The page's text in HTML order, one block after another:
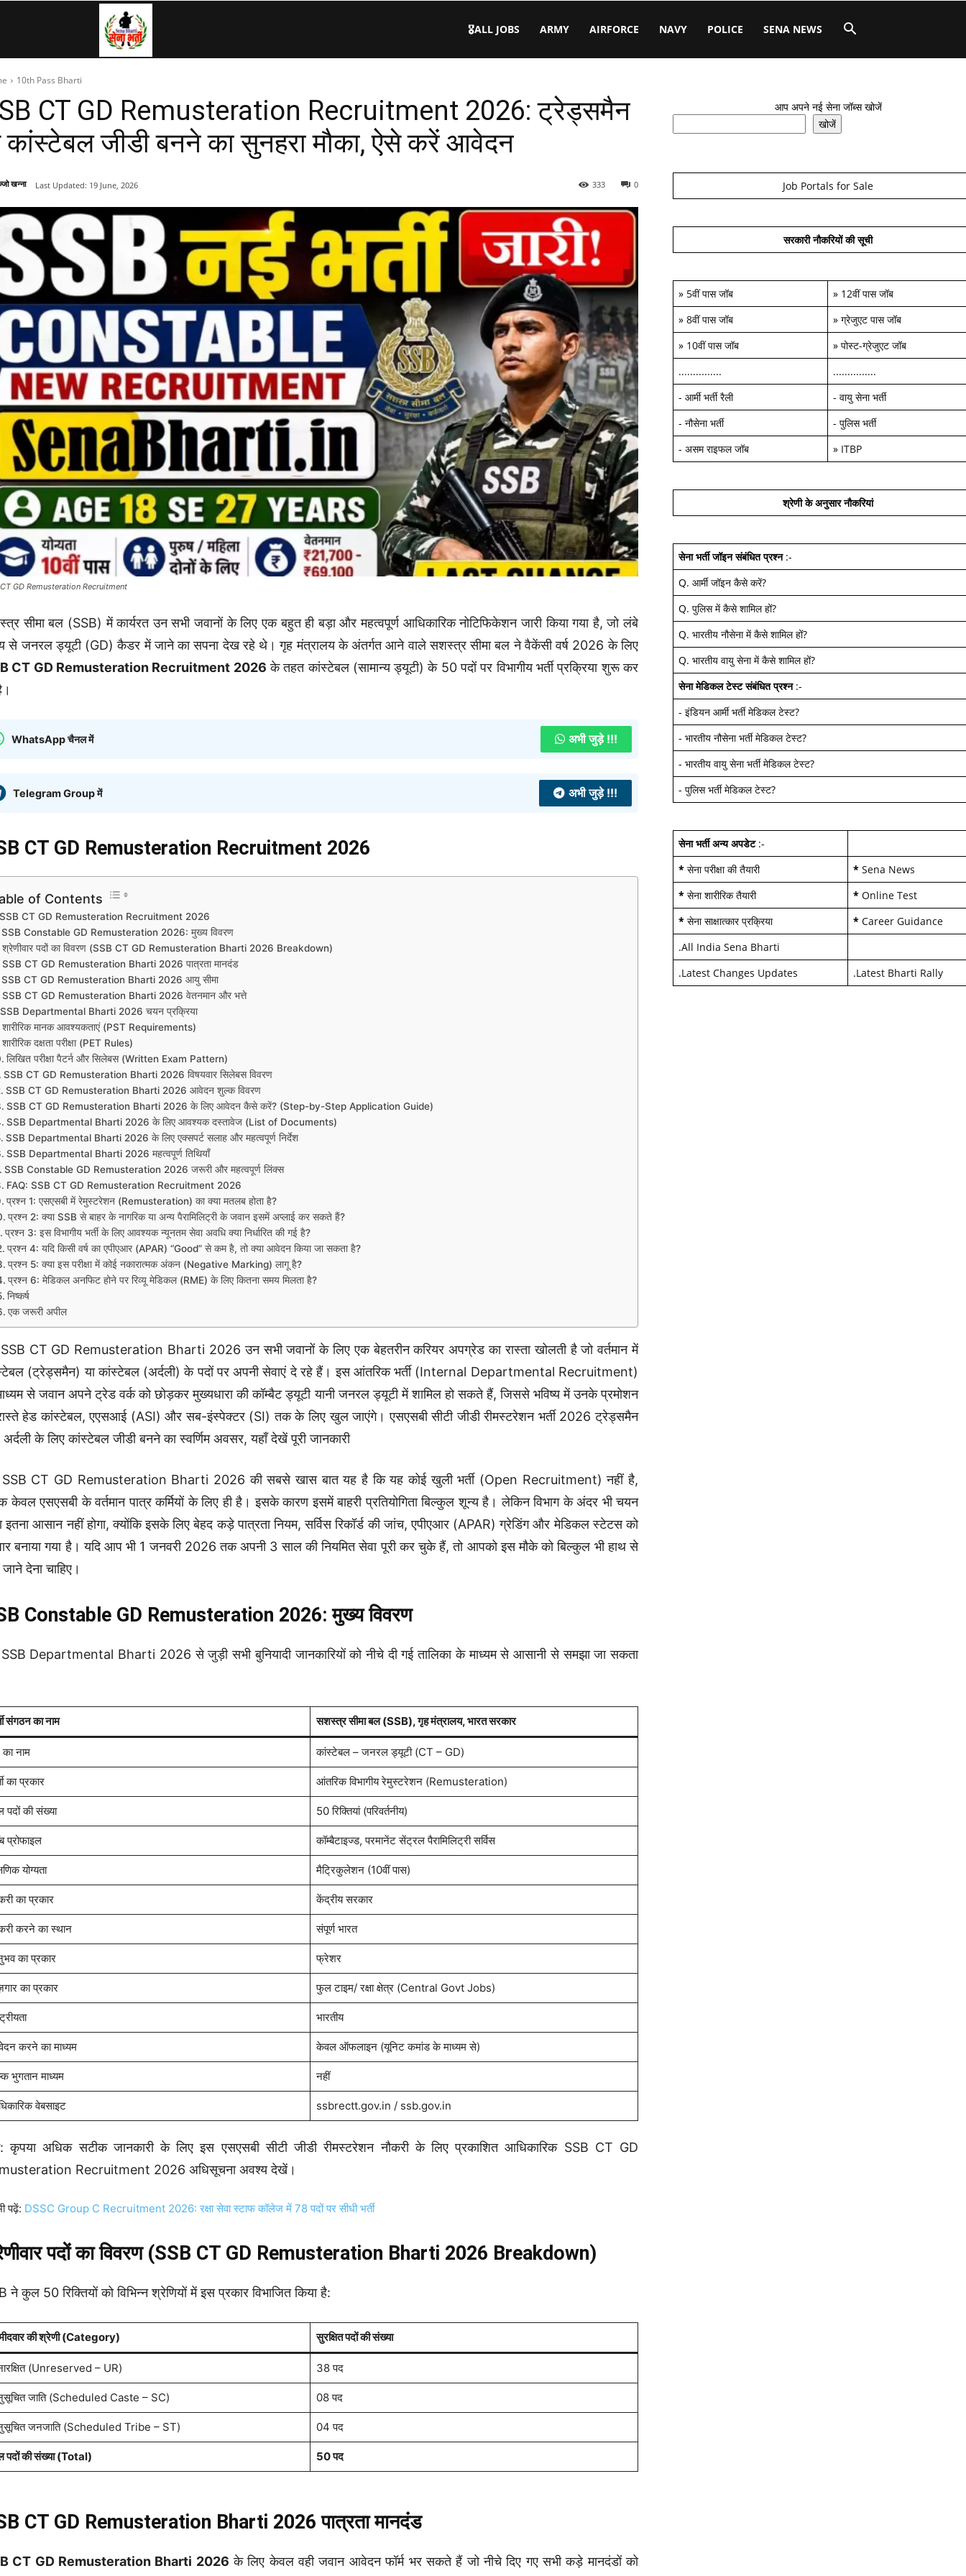
Army,
Airforce,
Police….
🎖️ALL JOBS ARMY AIRFORCE NAVY POLICE SENA NEWS
10th Pass Bharti
CT GD Remusteration Recruitment 2026: ट्रेड्समैन
जीडी बनने का सुनहरा मौका, ऐसे करें आवेदन
खन्ना 0
333
Last Updated: 19 June, 2026
GD Remusteration Recruitment
सीमा बल (SSB) में कार्यरत उन सभी जवानों के लिए एक बहुत ही बड़ा और महत्वपूर्ण आधिकारिक नोटिफिकेशन जारी किया गया है, जो लंबे
से जनरल ड्यूटी (GD) कैडर में जाने का सपना देख रहे थे। गृह मंत्रालय के अंतर्गत आने वाले सशस्त्र सीमा बल ने वैकेंसी वर्ष 2026 के लिए
CT GD Remusteration Recruitment 2026 के तहत कांस्टेबल (सामान्य ड्यूटी) के 50 पदों पर विभागीय भर्ती प्रक्रिया शुरू कर
WhatsApp चैनल में अभी जुड़े !!!
Telegram Group में अभी जुड़े !!!
CT GD Remusteration Recruitment 2026
of Contents
CT GD Remusteration Recruitment 2026
SSB Constable GD Remusteration 2026: मुख्य विवरण
श्रेणीवार पदों का विवरण (SSB CT GD Remusteration Bharti 2026 Breakdown)
SSB CT GD Remusteration Bharti 2026 पात्रता मानदंड
SSB CT GD Remusteration Bharti 2026 आयु सीमा
SSB CT GD Remusteration Bharti 2026 वेतनमान और भत्ते
SSB Departmental Bharti 2026 चयन प्रक्रिया
शारीरिक मानक आवश्यकताएं (PST Requirements)
शारीरिक दक्षता परीक्षा (PET Rules)
लिखित परीक्षा पैटर्न और सिलेबस (Written Exam Pattern)
SSB CT GD Remusteration Bharti 2026 विषयवार सिलेबस विवरण
SSB CT GD Remusteration Bharti 2026 आवेदन शुल्क विवरण
SSB CT GD Remusteration Bharti 2026 के लिए आवेदन कैसे करें? (Step-by-Step Application Guide)
SSB Departmental Bharti 2026 के लिए आवश्यक दस्तावेज (List of Documents)
SSB Departmental Bharti 2026 के लिए एक्सपर्ट सलाह और महत्वपूर्ण निर्देश
SSB Departmental Bharti 2026 महत्वपूर्ण तिथियाँ
SSB Constable GD Remusteration 2026 जरूरी और महत्वपूर्ण लिंक्स
FAQ: SSB CT GD Remusteration Recruitment 2026
प्रश्न 1: एसएसबी में रेमुस्टरेशन (Remusteration) का क्या मतलब होता है?
प्रश्न 2: क्या SSB से बाहर के नागरिक या अन्य पैरामिलिट्री के जवान इसमें अप्लाई कर सकते हैं?
प्रश्न 3: इस विभागीय भर्ती के लिए आवश्यक न्यूनतम सेवा अवधि क्या निर्धारित की गई है?
प्रश्न 4: यदि किसी वर्ष का एपीएआर (APAR) “Good” से कम है, तो क्या आवेदन किया जा सकता है?
प्रश्न 5: क्या इस परीक्षा में कोई नकारात्मक अंकन (Negative Marking) लागू है?
प्रश्न 6: मेडिकल अनफिट होने पर रिव्यू मेडिकल (RME) के लिए कितना समय मिलता है?
निष्कर्ष
एक जरूरी अपील
CT GD Remusteration Bharti 2026 उन सभी जवानों के लिए एक बेहतरीन करियर अपग्रेड का रास्ता खोलती है जो वर्तमान में
(ट्रेड्समैन) या कांस्टेबल (अर्दली) के पदों पर अपनी सेवाएं दे रहे हैं। इस आंतरिक भर्ती (Internal Departmental Recruitment)
से जवान अपने ट्रेड वर्क को छोड़कर मुख्यधारा की कॉम्बैट ड्यूटी यानी जनरल ड्यूटी में शामिल हो सकते हैं, जिससे भविष्य में उनके प्रमोशन
हेड कांस्टेबल, एएसआई (ASI) और सब-इंस्पेक्टर (SI) तक के लिए खुल जाएंगे। एसएसबी सीटी जीडी रीमस्टरेशन भर्ती 2026 ट्रेड्समैन
के लिए कांस्टेबल जीडी बनने का स्वर्णिम अवसर, यहाँ देखें पूरी जानकारी
CT GD Remusteration Bharti 2026 की सबसे खास बात यह है कि यह कोई खुली भर्ती (Open Recruitment) नहीं है,
केवल एसएसबी के वर्तमान पात्र कर्मियों के लिए ही है। इसके कारण इसमें बाहरी प्रतियोगिता बिल्कुल शून्य है। लेकिन विभाग के अंदर भी चयन
इतना आसान नहीं होगा, क्योंकि इसके लिए बेहद कड़े पात्रता नियम, सर्विस रिकॉर्ड की जांच, एपीएआर (APAR) ग्रेडिंग और मेडिकल स्टेटस को
बनाया गया है। यदि आप भी 1 जनवरी 2026 तक अपनी 3 साल की नियमित सेवा पूरी कर चुके हैं, तो आपको इस मौके को बिल्कुल भी हाथ से
जाने देना चाहिए।
Constable GD Remusteration 2026: मुख्य विवरण
Departmental Bharti 2026 से जुड़ी सभी बुनियादी जानकारियों को नीचे दी गई तालिका के माध्यम से आसानी से समझा जा सकता
संगठन का नाम सशस्त्र सीमा बल (SSB), गृह मंत्रालय, भारत सरकार
नाम कांस्टेबल – जनरल ड्यूटी (CT – GD)
का प्रकार आंतरिक विभागीय रेमुस्टरेशन (Remusteration)
पदों की संख्या 50 रिक्तियां (परिवर्तनीय)
प्रोफाइल कॉम्बैटाइज्ड, परमानेंट सेंट्रल पैरामिलिट्री सर्विस
योग्यता मैट्रिकुलेशन (10वीं पास)
का प्रकार केंद्रीय सरकार
करने का स्थान संपूर्ण भारत
का प्रकार फ्रेशर
का प्रकार फुल टाइम/ रक्षा क्षेत्र (Central Govt Jobs)
भारतीय
करने का माध्यम केवल ऑफलाइन (यूनिट कमांड के माध्यम से)
भुगतान माध्यम नहीं
वेबसाइट ssbrectt.gov.in / ssb.gov.in
कृपया अधिक सटीक जानकारी के लिए इस एसएसबी सीटी जीडी रीमस्टरेशन नौकरी के लिए प्रकाशित आधिकारिक SSB CT GD
Recruitment 2026 अधिसूचना अवश्य देखें।
पढ़ें: DSSC Group C Recruitment 2026: रक्षा सेवा स्टाफ कॉलेज में 78 पदों पर सीधी भर्ती
पदों का विवरण (SSB CT GD Remusteration Bharti 2026 Breakdown)
ने कुल 50 रिक्तियों को विभिन्न श्रेणियों में इस प्रकार विभाजित किया है:
की श्रेणी (Category) सुरक्षित पदों की संख्या
(Unreserved – UR) 38 पद
जाति (Scheduled Caste – SC) 08 पद
जनजाति (Scheduled Tribe – ST) 04 पद
पदों की संख्या (Total) 50 पद
CT GD Remusteration Bharti 2026 पात्रता मानदंड
CT GD Remusteration Bharti 2026 के लिए केवल वही जवान आवेदन फॉर्म भर सकते हैं जो नीचे दिए गए सभी कड़े मानदंडों को
आप अपने नई सेना जॉब्स खोजें
खोजें
Job Portals for Sale
सरकारी नौकरियों की सूची
» 5वीं पास जॉब » 12वीं पास जॉब
» 8वीं पास जॉब » ग्रेजुएट पास जॉब
» 10वीं पास जॉब » पोस्ट-ग्रेजुएट जॉब
...............
...............
- आर्मी भर्ती रैली - वायु सेना भर्ती
- नौसेना भर्ती - पुलिस भर्ती
- असम राइफल जॉब » ITBP
श्रेणी के अनुसार नौकरियां
सेना भर्ती जॉइन संबंधित प्रश्न:-
Q. आर्मी जॉइन कैसे करें?
Q. पुलिस में कैसे शामिल हों?
Q. भारतीय नौसेना में कैसे शामिल हों?
Q. भारतीय वायु सेना में कैसे शामिल हों?
सेना मेडिकल टेस्ट संबंधित प्रश्न:-
- इंडियन आर्मी भर्ती मेडिकल टेस्ट?
- भारतीय नौसेना भर्ती मेडिकल टेस्ट?
- भारतीय वायु सेना भर्ती मेडिकल टेस्ट?
- पुलिस भर्ती मेडिकल टेस्ट?
सेना भर्ती अन्य अपडेट:-
* सेना परीक्षा की तैयारी * Sena News
* सेना शारीरिक तैयारी * Online Test
* सेना साक्षात्कार प्रक्रिया * Career Guidance
.All India Sena Bharti
.Latest Changes Updates .Latest Bharti Rally